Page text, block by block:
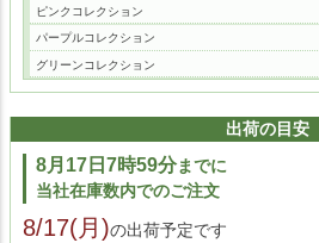
ピンクコレクション
パープルコレクション
グリーンコレクション
出荷の目安
8月17日7時59分までに
当社在庫数内でのご注文
8/17(月)の出荷予定です